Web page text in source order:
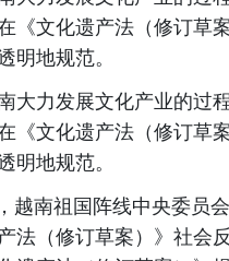
《文化遗产法（修订草
明地规范。
大力发展文化产业的过
《文化遗产法（修订草
明地规范。
越南祖国阵线中央委员
法（修订草案）》社会